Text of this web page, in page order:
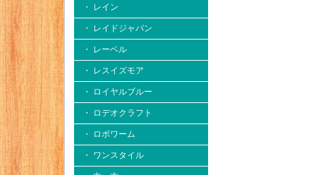
・ レイン
・ レイドジャパン
・ レーベル
・ レスイズモア
・ ロイヤルブルー
・ ロデオクラフト
・ ロボワーム
・ ワンスタイル